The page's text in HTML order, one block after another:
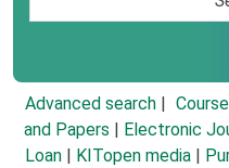
Advanced search
and Papers
Electronic
Loan
KITopen media